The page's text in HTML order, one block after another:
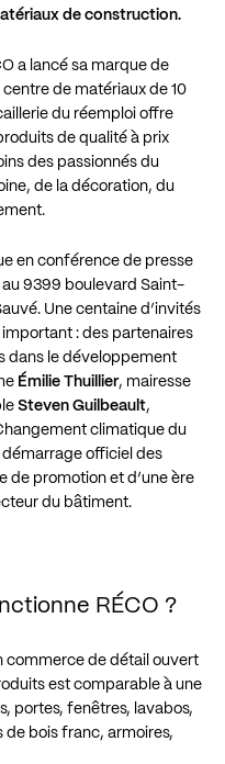
de construction.
a lancé sa marque de
de matériaux de 10
du réemploi offre
de qualité à prix
des passionnés du
de la décoration, du
en conférence de presse
9399 boulevard Saint-
Une centaine d’invités
: des partenaires
dans le développement
Émilie Thuillier, mairesse
Steven Guilbeault,
climatique du
démarrage officiel des
de promotion et d’une ère
du bâtiment.
RÉCO ?
commerce de détail ouvert
est comparable à une
portes, fenêtres, lavabos,
de bois franc, armoires,